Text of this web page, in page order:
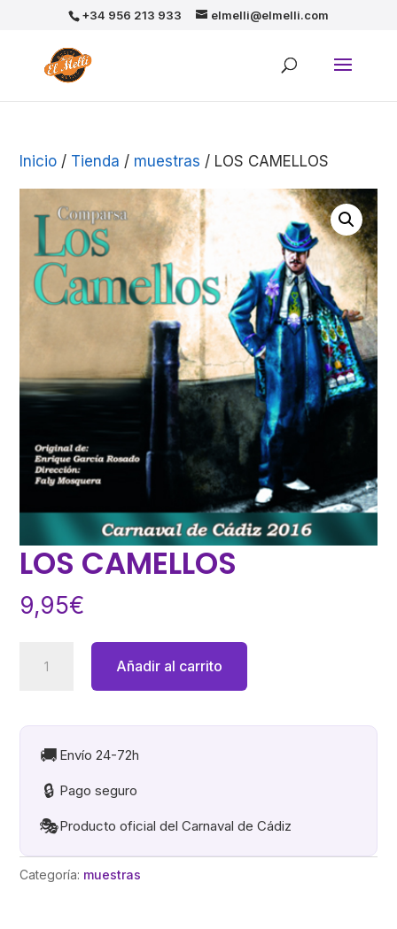
+34 956 213 933 elmelli@elmelli.com
Inicio / Tienda / muestras / LOS CAMELLOS
LOS CAMELLOS
9,95€
CAMELLOS
Añadir al carrito
🚚 Envío 24-72h
🔒 Pago seguro
🎭Producto oficial del Carnaval de Cádiz
Categoría: muestras